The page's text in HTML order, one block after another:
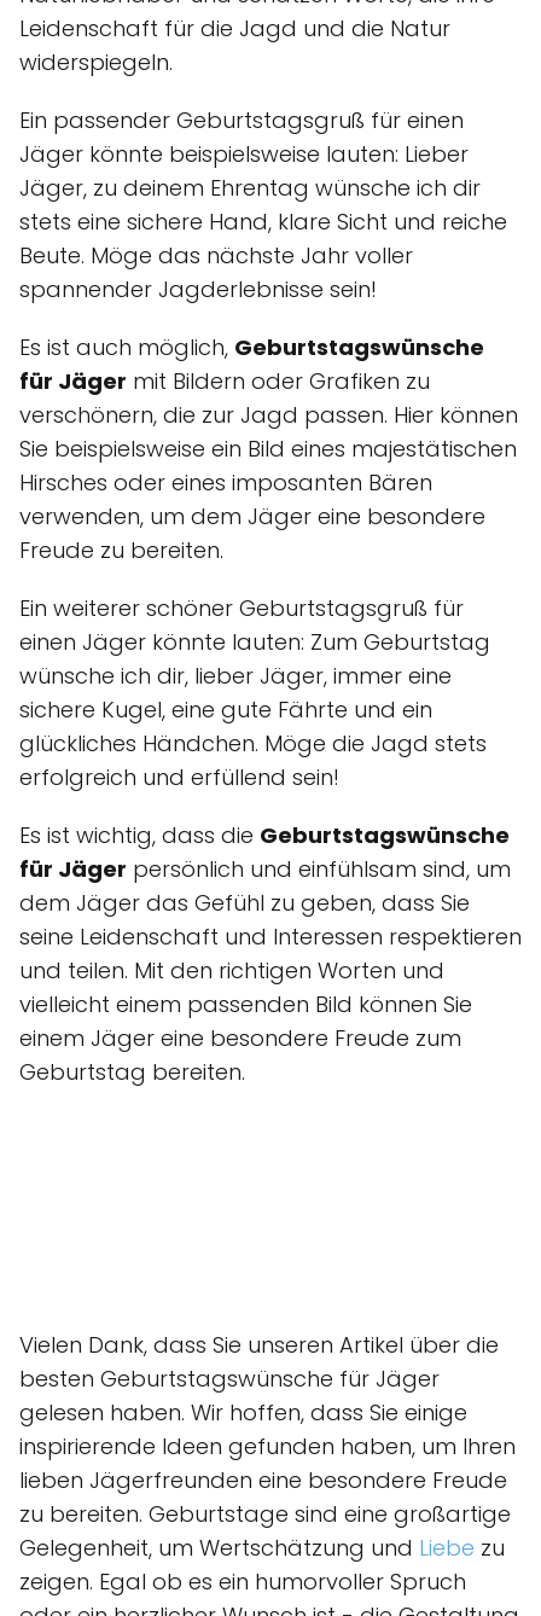
Leidenschaft für die Jagd und die Natur
widerspiegeln.
Ein passender Geburtstagsgruß für einen
Jäger könnte beispielsweise lauten: Lieber
Jäger, zu deinem Ehrentag wünsche ich dir
stets eine sichere Hand, klare Sicht und reiche
Beute. Möge das nächste Jahr voller
spannender Jagderlebnisse sein!
Es ist auch möglich, Geburtstagswünsche
für Jäger mit Bildern oder Grafiken zu
verschönern, die zur Jagd passen. Hier können
Sie beispielsweise ein Bild eines majestätischen
Hirsches oder eines imposanten Bären
verwenden, um dem Jäger eine besondere
Freude zu bereiten.
Ein weiterer schöner Geburtstagsgruß für
einen Jäger könnte lauten: Zum Geburtstag
wünsche ich dir, lieber Jäger, immer eine
sichere Kugel, eine gute Fährte und ein
glückliches Händchen. Möge die Jagd stets
erfolgreich und erfüllend sein!
Es ist wichtig, dass die Geburtstagswünsche
für Jäger persönlich und einfühlsam sind, um
dem Jäger das Gefühl zu geben, dass Sie
seine Leidenschaft und Interessen respektieren
und teilen. Mit den richtigen Worten und
vielleicht einem passenden Bild können Sie
einem Jäger eine besondere Freude zum
Geburtstag bereiten.
Vielen Dank, dass Sie unseren Artikel über die
besten Geburtstagswünsche für Jäger
gelesen haben. Wir hoffen, dass Sie einige
inspirierende Ideen gefunden haben, um Ihren
lieben Jägerfreunden eine besondere Freude
zu bereiten. Geburtstage sind eine großartige
Gelegenheit, um Wertschätzung und Liebe zu
zeigen. Egal ob es ein humorvoller Spruch